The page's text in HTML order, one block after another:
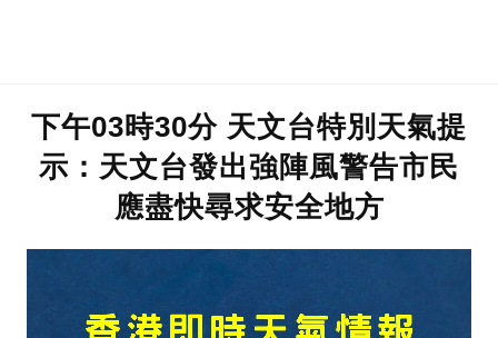
下午03時30分 天文台特別天氣提
示：天文台發出強陣風警告市民
應盡快尋求安全地方